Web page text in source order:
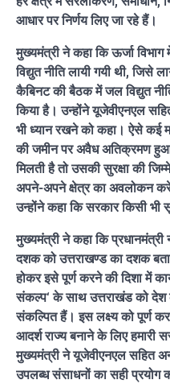
आधार पर निर्णय लिए जा रहे हैं।
मुख्यमंत्री ने कहा कि ऊर्जा
विद्युत नीति लायी गयी थी, जिसे
कैबिनट की बैठक में जल विद्युत
किया है। उन्होंने यूजेवीएनएल
भी ध्यान रखने को कहा। ऐसे कई
की जमीन पर अवैध अतिक्रमण
मिलती है तो उसकी सुरक्षा की
अपने-अपने क्षेत्र का अवलोकन
उन्होंने कहा कि सरकार किसी भी
मुख्यमंत्री ने कहा कि प्रधानमंत्री
दशक को उत्तराखण्ड का दशक
होकर इसे पूर्ण करने की दिशा में
संकल्प‘ के साथ उत्तराखंड को देश
संकल्पित हैं। इस लक्ष्य को पूर्ण
आदर्श राज्य बनाने के लिए हमारी
मुख्यमंत्री ने यूजेवीएनएल सहित
उपलब्ध संसाधनों का सही प्रयोग